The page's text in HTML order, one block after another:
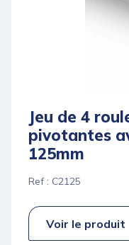
Jeu de 4
pivotantes
125mm
Ref : C2125
Voir le produit